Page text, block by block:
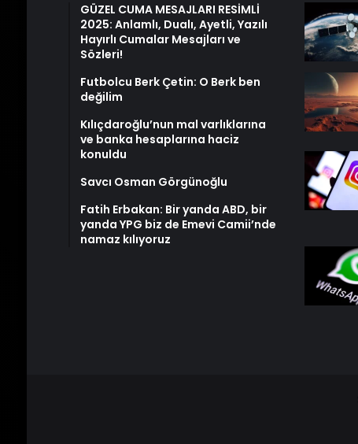
GÜZEL CUMA MESAJLARI RESİMLİ
2025: Anlamlı, Dualı, Ayetli, Yazılı
Hayırlı Cumalar Mesajları ve
Sözleri!
Futbolcu Berk Çetin: O Berk ben
değilim
Kılıçdaroğlu’nun mal varlıklarına
ve banka hesaplarına haciz
konuldu
Savcı Osman Görgünoğlu
Fatih Erbakan: Bir yanda ABD, bir
yanda YPG biz de Emevi Camii’nde
namaz kılıyoruz